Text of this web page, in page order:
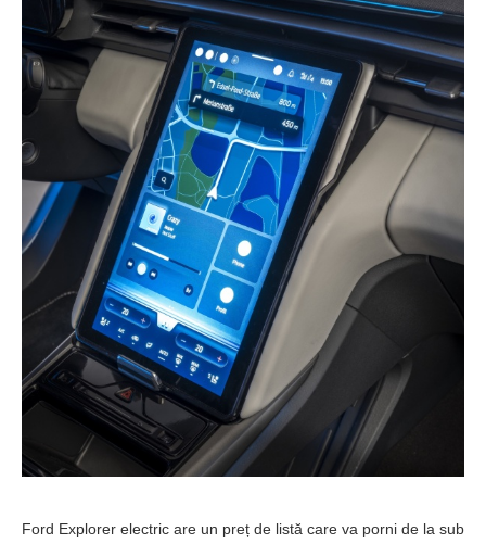
Ford Explorer electric are un preț de listă care va porni de la sub